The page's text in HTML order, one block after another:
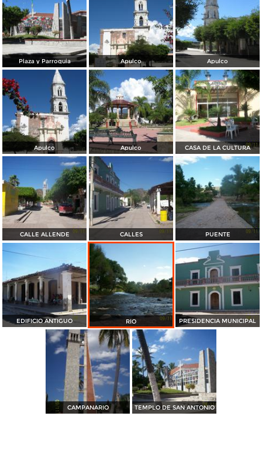
Plaza y Parroquia Apulco Apulco
Apulco Apulco CASA DE LA CULTURA
CALLE ALLENDE CALLES PUENTE
EDIFICIO ANTIGUO RÍO PRESIDENCIA MUNICIPAL
CAMPANARIO TEMPLO DE SAN ANTONIO